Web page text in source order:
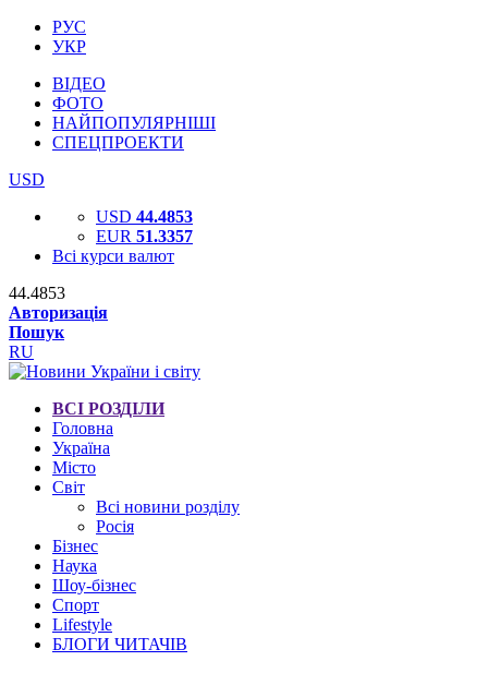
РУС
УКР
ВІДЕО
ФОТО
НАЙПОПУЛЯРНІШІ
СПЕЦПРОЕКТИ
USD
USD 44.4853
EUR 51.3357
Всі курси валют
44.4853
Авторизація
Пошук
RU
ВСІ РОЗДІЛИ
Головна
Україна
Місто
Світ
Всі новини розділу
Росія
Бізнес
Наука
Шоу-бізнес
Спорт
Lifestyle
БЛОГИ ЧИТАЧІВ